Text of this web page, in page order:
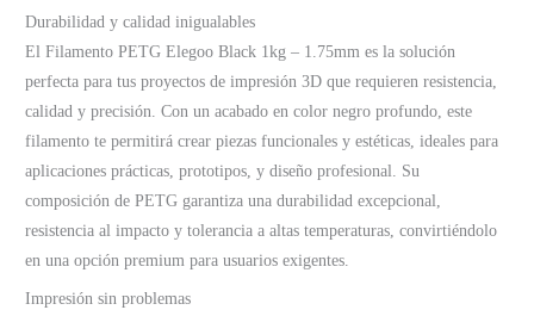
Durabilidad y calidad inigualables
El Filamento PETG Elegoo Black 1kg – 1.75mm es la solución
perfecta para tus proyectos de impresión 3D que requieren resistencia,
calidad y precisión. Con un acabado en color negro profundo, este
filamento te permitirá crear piezas funcionales y estéticas, ideales para
aplicaciones prácticas, prototipos, y diseño profesional. Su
composición de PETG garantiza una durabilidad excepcional,
resistencia al impacto y tolerancia a altas temperaturas, convirtiéndolo
en una opción premium para usuarios exigentes.
Impresión sin problemas